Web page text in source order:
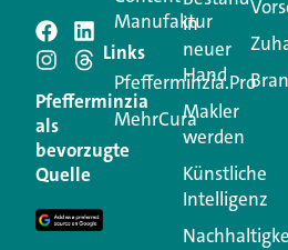
Schreiben Sie
Kommentar
Ihre E-Mail-Adresse wird nicht
Erforderliche Felder sind mit
Kommentar
Pfefferminzia
als
bevorzugte
Quelle
Manufaktur
Links
Pfefferminzia.Pro
MehrCura
in
neuer
Hand
Makler
werden
Künstliche
Intelligenz